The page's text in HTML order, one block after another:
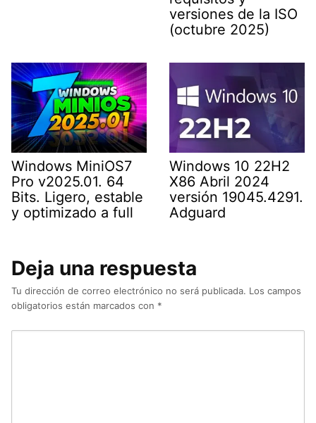
versiones de la ISO
(octubre 2025)
Windows MiniOS7
Pro v2025.01. 64
Bits. Ligero, estable
y optimizado a full
Windows 10 22H2
X86 Abril 2024
versión 19045.4291.
Adguard
Deja una respuesta
Tu dirección de correo electrónico no será publicada. Los campos
obligatorios están marcados con *